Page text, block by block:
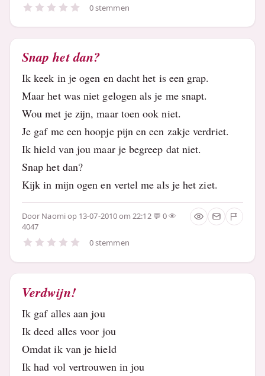
0 stemmen
Snap het dan?
Ik keek in je ogen en dacht het is een grap.
Maar het was niet gelogen als je me snapt.
Wou met je zijn, maar toen ook niet.
Je gaf me een hoopje pijn en een zakje verdriet.
Ik hield van jou maar je begreep dat niet.
Snap het dan?
Kijk in mijn ogen en vertel me als je het ziet.
Door Naomiop 13-07-2010 om 22:12
0
4047
0 stemmen
Verdwijn!
Ik gaf alles aan jou
Ik deed alles voor jou
Omdat ik van je hield
Ik had vol vertrouwen in jou